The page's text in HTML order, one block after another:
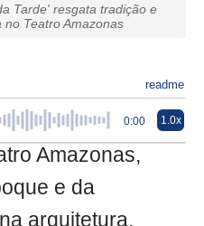
Tarde' resgata tradição e
no Teatro Amazonas
readme
0:00 1.0x
Amazonas,
e da
arquitetura,